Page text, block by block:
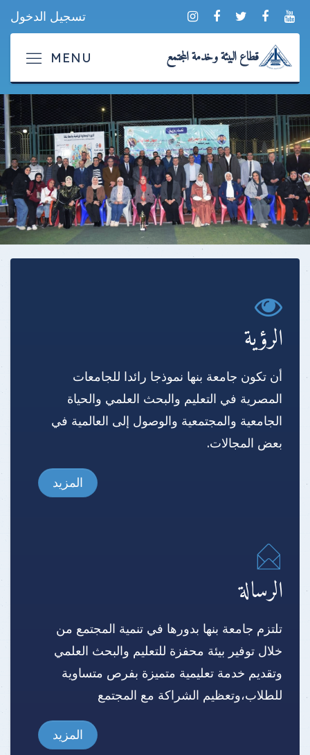
تسجيل الدخول
قطاع البيئة وخدمة المجتمع
الرؤية
أن تكون جامعة بنها نموذجا رائدا للجامعات
المصرية في التعليم والبحث العلمي والحياة
الجامعية والمجتمعية والوصول إلى العالمية في
بعض المجالات.
المزيد
الرسالة
تلتزم جامعة بنها بدورها في تنمية المجتمع من
خلال توفير بيئة محفزة للتعليم والبحث العلمي
وتقديم خدمة تعليمية متميزة بفرص متساوية
للطلاب،وتعظيم الشراكة مع المجتمع
المزيد